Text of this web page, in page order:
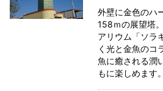
外壁に金色のハ
158ｍの展望塔
アリウム「ソラ
く光と金魚のコ
魚に癒される潤
もに楽しめます。